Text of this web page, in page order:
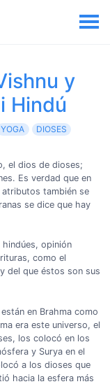
y
Hindú
YOGA DIOSES
el dios de dioses;
Es verdad que en
también se
se dice que hay
opinión
como el
del que éstos son sus
en Brahma como
era este universo, el
los colocó en los
y Surya en el
a los dioses que
hacia la esfera más